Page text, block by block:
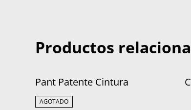
Productos
Pant Patente Cintura
AGOTADO